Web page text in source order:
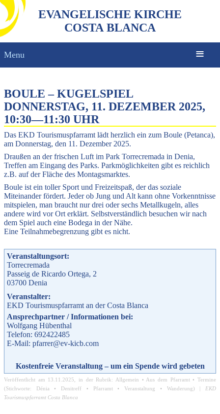
EVANGELISCHE KIRCHE
COSTA BLANCA
Menu
BOULE – KUGELSPIEL
DONNERSTAG, 11. DEZEMBER 2025,
10:30—11:30 UHR
Das EKD Tourismuspfarramt lädt herzlich ein zum Boule (Petanca),
am Donnerstag, den 11. Dezember 2025.
Draußen an der frischen Luft im Park Torrecremada in Denia,
Treffen am Eingang des Parks. Parkmöglichkeiten gibt es reichlich
z.B. auf der Fläche des Montagsmarktes.
Boule ist ein toller Sport und Freizeitspaß, der das soziale
Miteinander fördert. Jeder ob Jung und Alt kann ohne Vorkenntnisse
mitspielen, man braucht nur drei oder sechs Metallkugeln, alles
andere wird vor Ort erklärt. Selbstverständlich besuchen wir nach
dem Spiel auch eine Bodega in der Nähe.
Eine Teilnahmebegrenzung gibt es nicht.
Veranstaltungsort:
Torrecremada
Passeig de Ricardo Ortega, 2
03700 Denia
Veranstalter:
EKD Tourismuspfarramt an der Costa Blanca
Ansprechpartner / Informationen bei:
Wolfgang Hübenthal
Telefon: 692422485
E-Mail: pfarrer@ev-kicb.com
Kostenfreie Veranstaltung – um ein Spende wird gebeten
Veröffentlicht am 13.11.2025 , in der Rubrik: Allgemein • Aus dem Pfarramt•Termine
(Stichworte:
Dénia • Denitreff • Pfarramt• Veranstaltung • Wanderung) | EKD
Tourismuspfarramt Costa Blanca